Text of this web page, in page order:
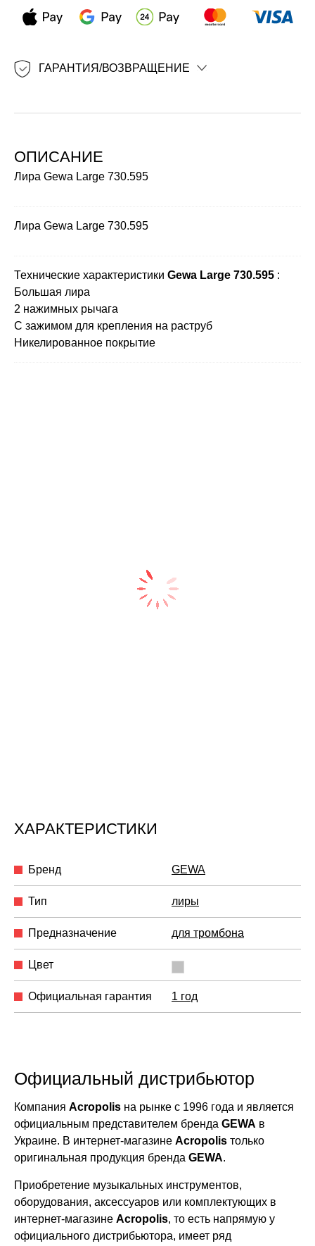
ГАРАНТИЯ/ВОЗВРАЩЕНИЕ
ОПИСАНИЕ
Лира Gewa Large 730.595
Лира Gewa Large 730.595
Технические характеристики Gewa Large 730.595 :
Большая лира
2 нажимных рычага
С зажимом для крепления на раструб
Никелированное покрытие
ХАРАКТЕРИСТИКИ
Бренд GEWA
Тип лиры
Предназначение для тромбона
Цвет
Официальная гарантия 1 год
Официальный дистрибьютор
Компания Acropolis на рынке с 1996 года и является
официальным представителем бренда GEWA в
Украине. В интернет-магазине Acropolis только
оригинальная продукция бренда GEWA.
Приобретение музыкальных инструментов,
оборудования, аксессуаров или комплектующих в
интернет-магазине Acropolis, то есть напрямую у
официального дистрибьютора, имеет ряд